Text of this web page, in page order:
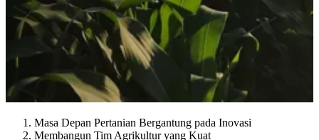
Masa Depan Pertanian Bergantung pada Inovasi
Membangun Tim Agrikultur yang Kuat